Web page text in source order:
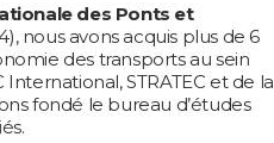
des Ponts et
nous avons acquis plus de 6
des transports au sein
International, STRATEC et de la
fondé le bureau d’études